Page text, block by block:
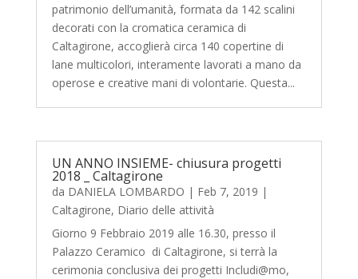
patrimonio dell’umanità, formata da 142 scalini
decorati con la cromatica ceramica di
Caltagirone, accoglierà circa 140 copertine di
lane multicolori, interamente lavorati a mano da
operose e creative mani di volontarie. Questa...
UN ANNO INSIEME- chiusura progetti
2018 _ Caltagirone
da DANIELA LOMBARDO | Feb 7, 2019 |
Caltagirone, Diario delle attività
Giorno 9 Febbraio 2019 alle 16.30, presso il
Palazzo Ceramico di Caltagirone, si terrà la
cerimonia conclusiva dei progetti Includi@mo,